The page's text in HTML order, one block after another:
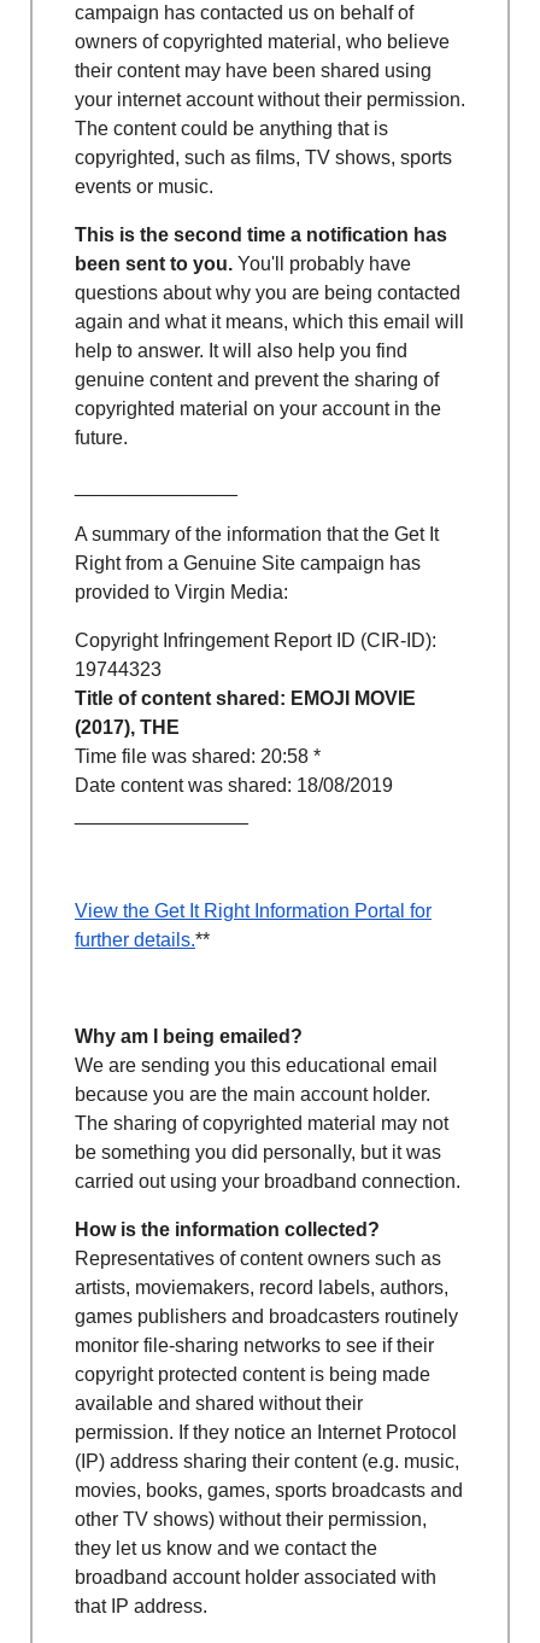
campaign has contacted us on behalf of
owners of copyrighted material, who believe
their content may have been shared using
your internet account without their permission.
The content could be anything that is
copyrighted, such as films, TV shows, sports
events or music.
This is the second time a notification has
been sent to you. You'll probably have
questions about why you are being contacted
again and what it means, which this email will
help to answer. It will also help you find
genuine content and prevent the sharing of
copyrighted material on your account in the
future.
A summary of the information that the Get It
Right from a Genuine Site campaign has
provided to Virgin Media:
Copyright Infringement Report ID (CIR-ID):
19744323
Title of content shared: EMOJI MOVIE
(2017), THE
Time file was shared: 20:58 *
Date content was shared: 18/08/2019
View the Get It Right Information Portal for
further details.**
Why am I being emailed?
We are sending you this educational email
because you are the main account holder.
The sharing of copyrighted material may not
be something you did personally, but it was
carried out using your broadband connection.
How is the information collected?
Representatives of content owners such as
artists, moviemakers, record labels, authors,
games publishers and broadcasters routinely
monitor file-sharing networks to see if their
copyright protected content is being made
available and shared without their
permission. If they notice an Internet Protocol
(IP) address sharing their content (e.g. music,
movies, books, games, sports broadcasts and
other TV shows) without their permission,
they let us know and we contact the
broadband account holder associated with
that IP address.